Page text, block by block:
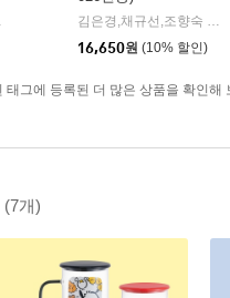
김은경,채규선,조향숙 등저
16,650원 (10% 할인)
태그에 등록된 더 많은 상품을 확인해
(7개)